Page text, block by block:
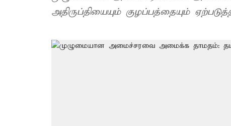
அதிருப்தியையும் குழப்பத்தையும்